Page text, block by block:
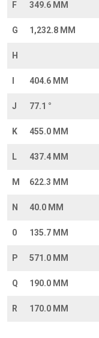
F 349.6 MM
G 1,232.8 MM
H
404.6 MM
J 77.1 °
K 455.0 MM
L 437.4 MM
M 622.3 MM
N 40.0 MM
0 135.7 MM
P 571.0 MM
Q 190.0 MM
R 170.0 MM